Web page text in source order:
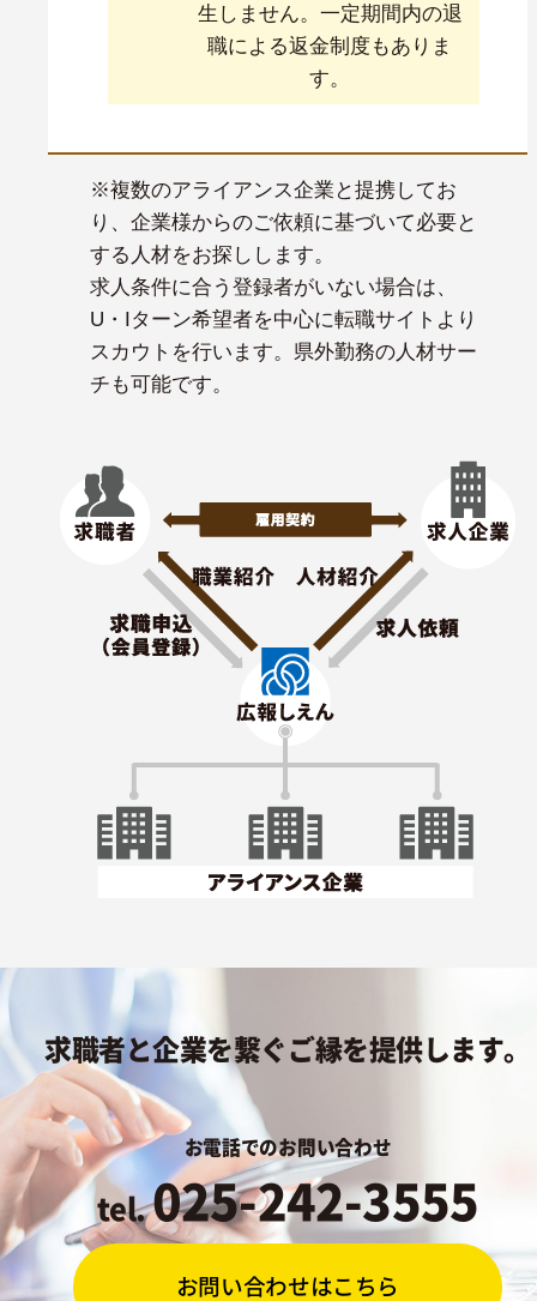
生しません。一定期間内の退
職による返金制度もありま
す。
※複数のアライアンス企業と提携してお
り、企業様からのご依頼に基づいて必要と
する人材をお探しします。
求人条件に合う登録者がいない場合は、
U・Iターン希望者を中心に転職サイトより
スカウトを行います。県外勤務の人材サー
チも可能です。
求職者と企業を繋ぐご縁を提供します。
お電話でのお問い合わせ
tel. 025-242-3555
お問い合わせはこちら